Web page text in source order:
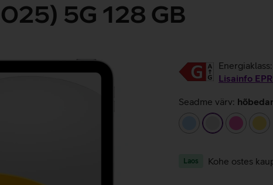
5G 128 GB
Energiaklass:
Lisainfo
Seadme värv:
helesininehõbedane
roosa
Laos Kohe ostes